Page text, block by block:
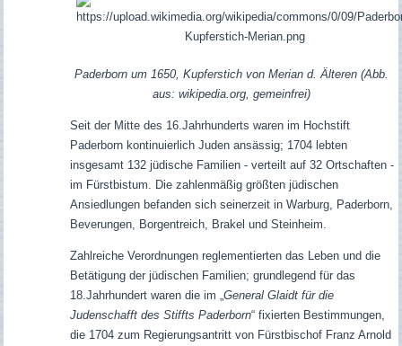
Paderborn um 1650, Kupferstich von Merian d. Älteren (Abb.
aus: wikipedia.org, gemeinfrei)
Seit der Mitte des 16.Jahrhunderts waren im Hochstift
Paderborn kontinuierlich Juden ansässig; 1704 lebten
insgesamt 132 jüdische Familien - verteilt auf 32 Ortschaften -
im Fürstbistum. Die zahlenmäßig größten jüdischen
Ansiedlungen befanden sich seinerzeit in Warburg, Paderborn,
Beverungen, Borgentreich, Brakel und Steinheim.
Zahlreiche Verordnungen reglementierten das Leben und die
Betätigung der jüdischen Familien; grundlegend für das
18.Jahrhundert waren die im „ General Glaidt für die
Judenschafft des Stiffts Paderborn“ fixierten Bestimmungen,
die 1704 zum Regierungsantritt von Fürstbischof Franz Arnold